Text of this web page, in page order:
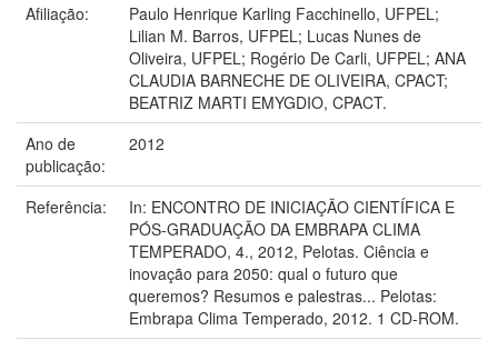
Afiliação:
Paulo Henrique Karling Facchinello, UFPEL;
Lilian M. Barros, UFPEL; Lucas Nunes de
Oliveira, UFPEL; Rogério De Carli, UFPEL; ANA
CLAUDIA BARNECHE DE OLIVEIRA, CPACT;
BEATRIZ MARTI EMYGDIO, CPACT.
Ano de
publicação:
2012
Referência:
In: ENCONTRO DE INICIAÇÃO CIENTÍFICA E
PÓS-GRADUAÇÃO DA EMBRAPA CLIMA
TEMPERADO, 4., 2012, Pelotas. Ciência e
inovação para 2050: qual o futuro que
queremos? Resumos e palestras... Pelotas:
Embrapa Clima Temperado, 2012. 1 CD-ROM.